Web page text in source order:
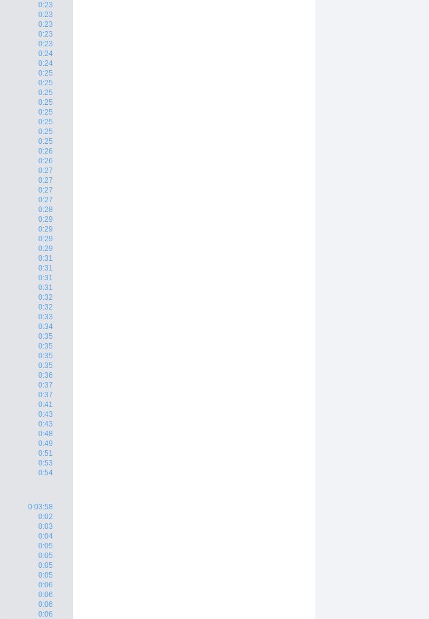
0:23
0:23
0:23
0:23
0:23
0:24
0:24
0:25
0:25
0:25
0:25
0:25
0:25
0:25
0:25
0:26
0:26
0:27
0:27
0:27
0:27
0:28
0:29
0:29
0:29
0:29
0:31
0:31
0:31
0:31
0:32
0:32
0:33
0:34
0:35
0:35
0:35
0:35
0:36
0:37
0:37
0:41
0:43
0:43
0:48
0:49
0:51
0:53
0:54
0:03:58
0:02
0:03
0:04
0:05
0:05
0:05
0:05
0:06
0:06
0:06
0:06